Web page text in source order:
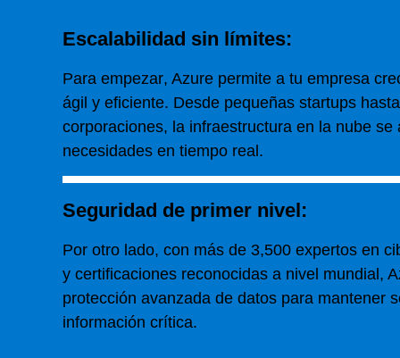
Escalabilidad sin límites:
Para empezar, Azure permite a tu empresa
ágil y eficiente. Desde pequeñas startups
corporaciones, la infraestructura en la nube se
necesidades en tiempo real.
Seguridad de primer nivel:
Por otro lado, con más de 3,500 expertos en
y certificaciones reconocidas a nivel mundial,
protección avanzada de datos para mantener
información crítica.